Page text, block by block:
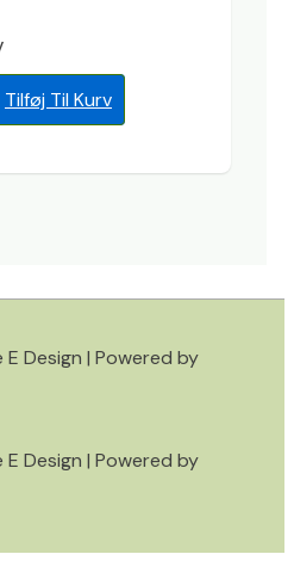
Tilføj Til Kurv
E Design | Powered by
E Design | Powered by